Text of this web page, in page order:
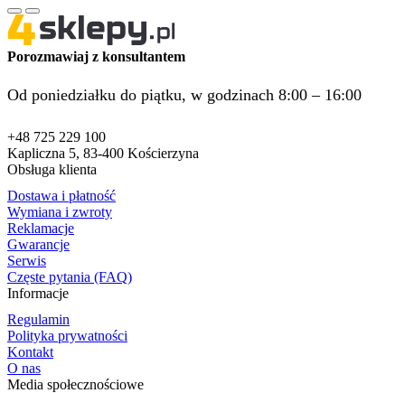
Porozmawiaj z konsultantem
Od poniedziałku do piątku, w godzinach 8:00 – 16:00
+48 725 229 100
Kapliczna 5, 83-400 Kościerzyna
Obsługa klienta
Dostawa i płatność
Wymiana i zwroty
Reklamacje
Gwarancje
Serwis
Częste pytania (FAQ)
Informacje
Regulamin
Polityka prywatności
Kontakt
O nas
Media społecznościowe